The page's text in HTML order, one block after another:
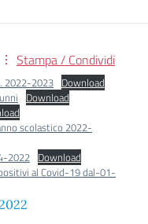
Stampa / Condividi
2022-2023 Download
Download
scolastico 2022-
2022 Download
al Covid-19 dal-01-